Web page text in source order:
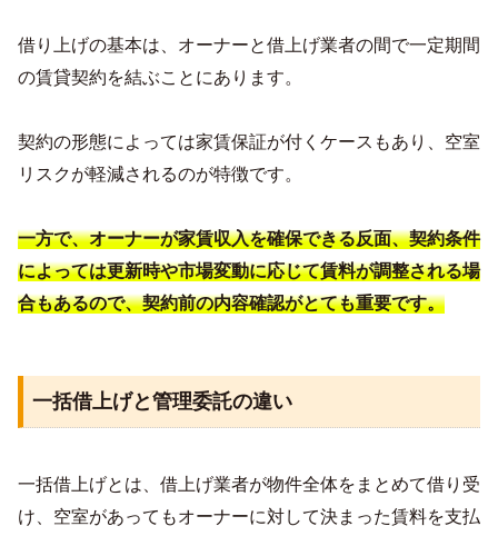
借り上げの基本は、オーナーと借上げ業者の間で一定期間
の賃貸契約を結ぶことにあります。
契約の形態によっては家賃保証が付くケースもあり、空室
リスクが軽減されるのが特徴です。
一方で、オーナーが家賃収入を確保できる反面、契約条件
によっては更新時や市場変動に応じて賃料が調整される場
合もあるので、契約前の内容確認がとても重要です。
一括借上げと管理委託の違い
一括借上げとは、借上げ業者が物件全体をまとめて借り受
け、空室があってもオーナーに対して決まった賃料を支払